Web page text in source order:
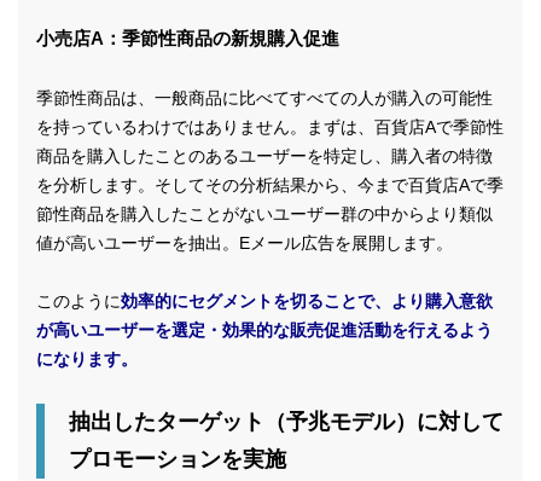
小売店A：季節性商品の新規購入促進
季節性商品は、一般商品に比べてすべての人が購入の可能性
を持っているわけではありません。まずは、百貨店Aで季節性
商品を購入したことのあるユーザーを特定し、購入者の特徴
を分析します。そしてその分析結果から、今まで百貨店Aで季
節性商品を購入したことがないユーザー群の中からより類似
値が高いユーザーを抽出。Eメール広告を展開します。
このように効率的にセグメントを切ることで、より購入意欲
が高いユーザーを選定・効果的な販売促進活動を行えるよう
になります。
抽出したターゲット（予兆モデル）に対して
プロモーションを実施